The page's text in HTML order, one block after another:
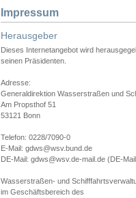
Impressum
Herausgeber
Dieses Internetangebot wird
seinen Präsidenten.
Adresse:
Generaldirektion Wasserstraßen und
Am Propsthof 51
53121 Bonn
Telefon: 0228/7090-0
E-Mail: gdws@wsv.bund.de
DE-Mail: gdws@wsv.de-mail.de (DE-
Wasserstraßen- und
im Geschäftsbereich des